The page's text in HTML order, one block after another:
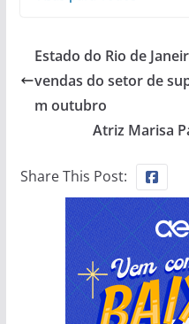
Estado do Rio de
vendas do setor de
m outubro
Atriz Marisa
Share This Post: